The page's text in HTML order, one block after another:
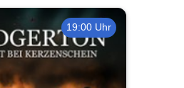
19:00 Uhr